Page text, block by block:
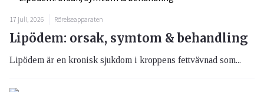
17 juli, 2026 Rörelseapparaten
Lipödem: orsak, symtom & behandling
Lipödem är en kronisk sjukdom i kroppens fettvävnad som...